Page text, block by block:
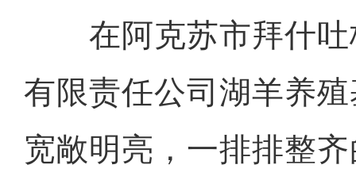
在阿克苏市拜什吐
有限责任公司湖羊养
宽敞明亮，一排排整